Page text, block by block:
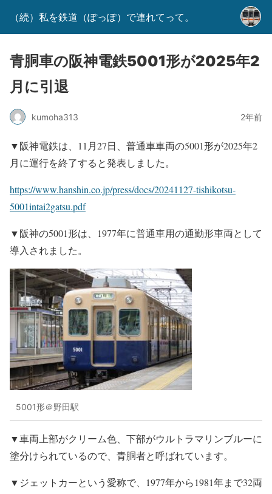
（続）私を鉄道（ぽっぽ）で連れてって。
青胴車の阪神電鉄5001形が2025年2
月に引退
kumoha313 2年前
▼阪神電鉄は、11月27日、普通車車両の5001形が2025年2
月に運行を終了すると発表しました。
https://www.hanshin.co.jp/press/docs/20241127-tishikotsu-
5001intai2gatsu.pdf
▼阪神の5001形は、1977年に普通車用の通勤形車両として
導入されました。
5001形＠野田駅
▼車両上部がクリーム色、下部がウルトラマリンブルーに
塗分けられているので、青胴者と呼ばれています。
▼ジェットカーという愛称で、1977年から1981年まで32両